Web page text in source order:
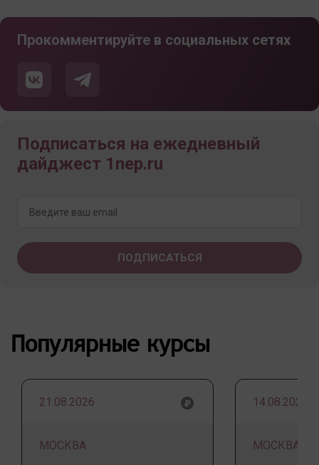
Прокомментируйте в социальных сетях
Подписаться на ежедневный
дайджест 1nep.ru
Популярные курсы
21.08.2026
МОСКВА
14.08.2026
МОСКВА